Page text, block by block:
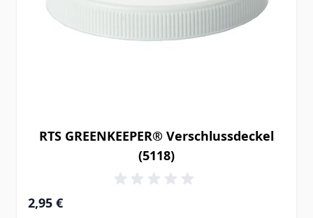
RTS GREENKEEPER® Verschlussdeckel
(5118)
2,95 €